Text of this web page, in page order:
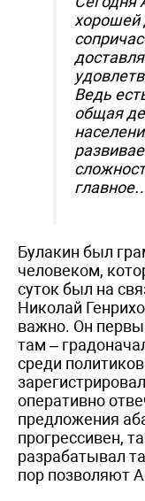
хорошей
Ведь
общая
Булакин был
человеком,
суток был на
Николай
важно. Он
там –
среди
оперативно
предложения
прогрессивен,
разрабатывал
пор позволяют